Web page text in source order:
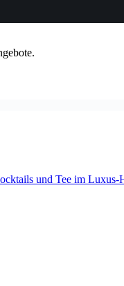
und Tee im Luxus-